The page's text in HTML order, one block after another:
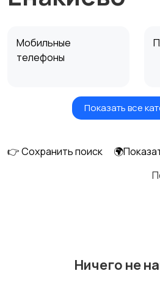
Мобильные
телефоны
Умные часы и
аккумуляторы
Показать все
👉 Сохранить поиск
Ничего не